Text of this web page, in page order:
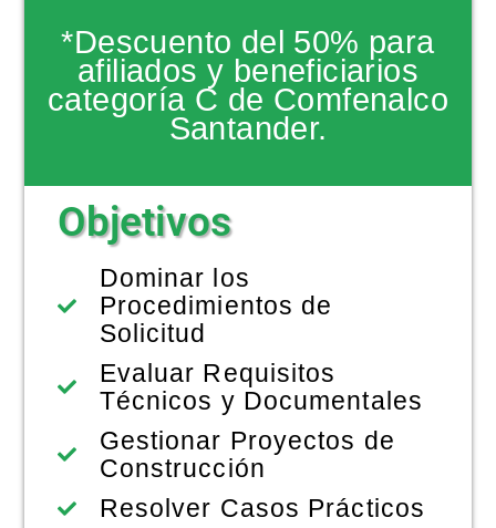
*Descuento del 50% para
afiliados y beneficiarios
categoría C de Comfenalco
Santander.
Objetivos
Dominar los
Procedimientos de
Solicitud
Evaluar Requisitos
Técnicos y Documentales
Gestionar Proyectos de
Construcción
Resolver Casos Prácticos